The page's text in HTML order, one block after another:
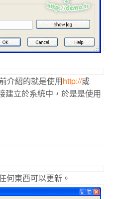
介紹的就是使用http://或
建立於系統中，於是是使用
何東西可以更新。